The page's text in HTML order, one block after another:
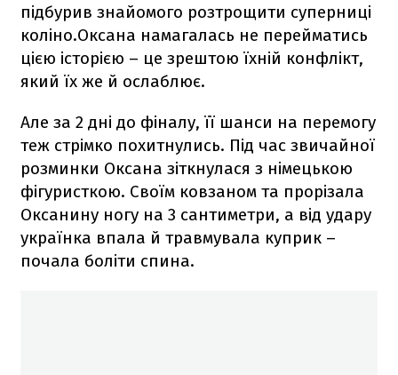
підбурив знайомого розтрощити суперниці
коліно.Оксана намагалась не перейматись
цією історією – це зрештою їхній конфлікт,
який їх же й ослаблює.
Але за 2 дні до фіналу, її шанси на перемогу
теж стрімко похитнулись. Під час звичайної
розминки Оксана зіткнулася з німецькою
фігуристкою. Своїм ковзаном та прорізала
Оксанину ногу на 3 сантиметри, а від удару
українка впала й травмувала куприк –
почала боліти спина.